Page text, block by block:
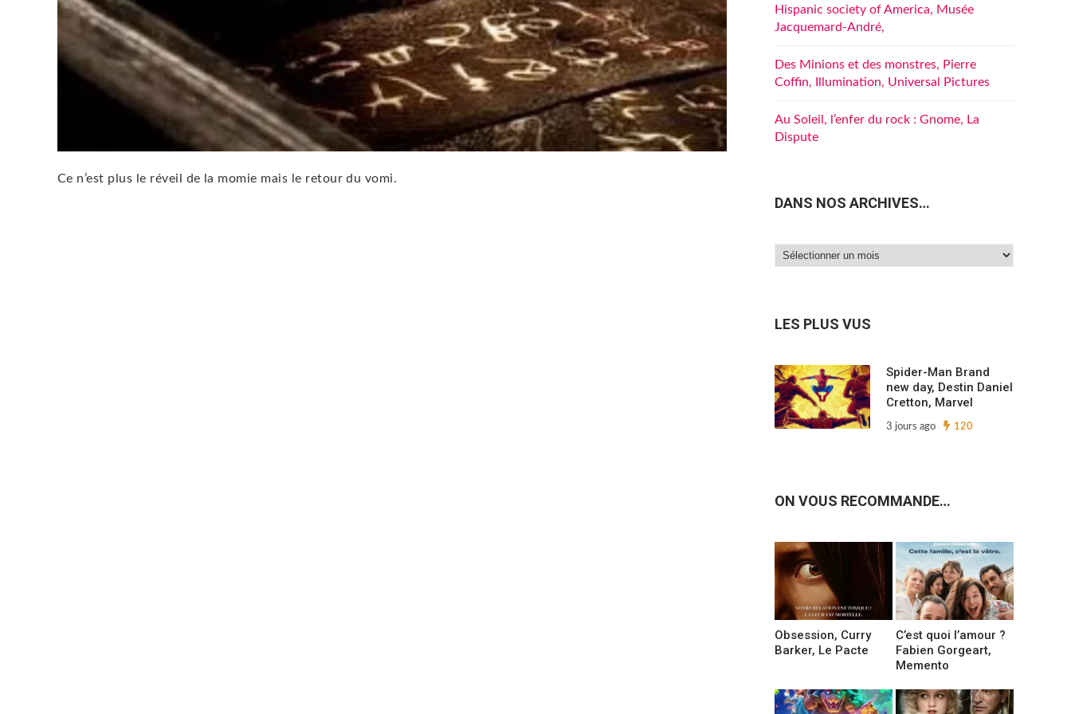
Ce n’est plus le réveil de la momie mais le retour du vomi.
Hispanic society of America, Musée
Jacquemard-André,
Des Minions et des monstres, Pierre
Coffin, Illumination, Universal Pictures
Au Soleil, l’enfer du rock : Gnome, La
Dispute
DANS NOS ARCHIVES…
Dans
LES PLUS VUS
Spider-Man Brand
new day, Destin Daniel
Cretton, Marvel
3 jours ago 120
ON VOUS RECOMMANDE…
Obsession, Curry
Barker, Le Pacte
C’est quoi l’amour ?
Fabien Gorgeart,
Memento